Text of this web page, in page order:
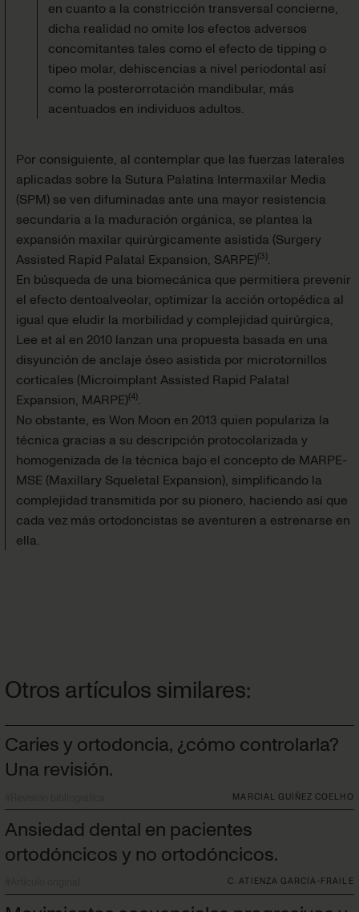
en cuanto a la constricción transversal concierne,
dicha realidad no omite los efectos adversos
concomitantes tales como el efecto de tipping o
tipeo molar, dehiscencias a nivel periodontal así
como la posterorrotación mandibular, más
acentuados en individuos adultos.
Por consiguiente, al contemplar que las fuerzas laterales
aplicadas sobre la Sutura Palatina Intermaxilar Media
(SPM) se ven difuminadas ante una mayor resistencia
secundaria a la maduración orgánica, se plantea la
expansión maxilar quirúrgicamente asistida (Surgery
Assisted Rapid Palatal Expansion, SARPE)(3).
En búsqueda de una biomecánica que permitiera prevenir
el efecto dentoalveolar, optimizar la acción ortopédica al
igual que eludir la morbilidad y complejidad quirúrgica,
Lee et al en 2010 lanzan una propuesta basada en una
disyunción de anclaje óseo asistida por microtornillos
corticales (Microimplant Assisted Rapid Palatal
Expansion, MARPE)(4).
No obstante, es Won Moon en 2013 quien populariza la
técnica gracias a su descripción protocolarizada y
homogenizada de la técnica bajo el concepto de MARPE-
MSE (Maxillary Squeletal Expansion), simplificando la
complejidad transmitida por su pionero, haciendo así que
cada vez más ortodoncistas se aventuren a estrenarse en
ella.
Otros artículos similares:
Caries y ortodoncia, ¿cómo controlarla?
Una revisión.
MARCIAL GUÍÑEZ COELHO
Ansiedad dental en pacientes
ortodóncicos y no ortodóncicos.
C. ATIENZA GARCÍA-FRAILE